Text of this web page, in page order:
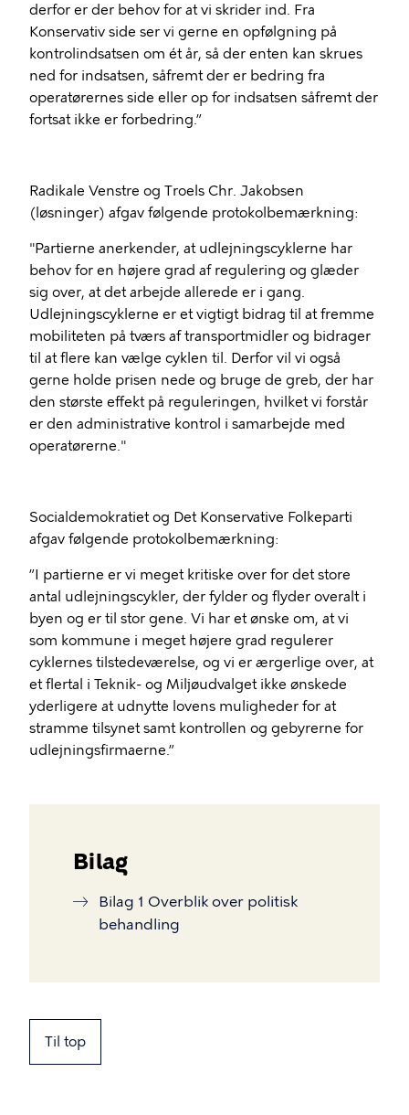
derfor er der behov for at vi skrider ind. Fra
Konservativ side ser vi gerne en opfølgning på
kontrolindsatsen om ét år, så der enten kan skrues
ned for indsatsen, såfremt der er bedring fra
operatørernes side eller op for indsatsen såfremt der
fortsat ikke er forbedring.”
Radikale Venstre og Troels Chr. Jakobsen
(løsninger) afgav følgende protokolbemærkning:
"Partierne anerkender, at udlejningscyklerne har
behov for en højere grad af regulering og glæder
sig over, at det arbejde allerede er i gang.
Udlejningscyklerne er et vigtigt bidrag til at fremme
mobiliteten på tværs af transportmidler og bidrager
til at flere kan vælge cyklen til. Derfor vil vi også
gerne holde prisen nede og bruge de greb, der har
den største effekt på reguleringen, hvilket vi forstår
er den administrative kontrol i samarbejde med
operatørerne."
Socialdemokratiet og Det Konservative Folkeparti
afgav følgende protokolbemærkning:
”I partierne er vi meget kritiske over for det store
antal udlejningscykler, der fylder og flyder overalt i
byen og er til stor gene. Vi har et ønske om, at vi
som kommune i meget højere grad regulerer
cyklernes tilstedeværelse, og vi er ærgerlige over, at
et flertal i Teknik- og Miljøudvalget ikke ønskede
yderligere at udnytte lovens muligheder for at
stramme tilsynet samt kontrollen og gebyrerne for
udlejningsfirmaerne.”
Bilag
Bilag 1 Overblik over politisk
behandling
Til top